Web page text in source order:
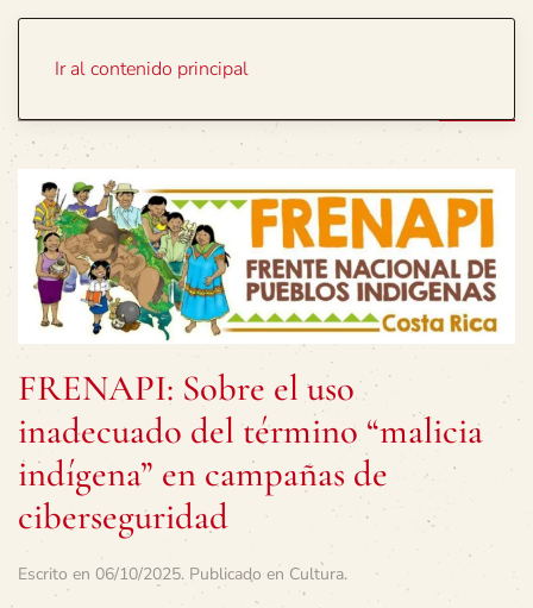
Ir al contenido principal
FRENAPI: Sobre el uso
inadecuado del término “malicia
indígena” en campañas de
ciberseguridad
Escrito en 06/10/2025. Publicado en Cultura.